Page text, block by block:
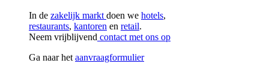
In de zakelijk marktdoen we hotels,
restaurants, kantoren en retail.
Neem vrijblijvend contact met ons op
Ga naar hetaanvraagformulier